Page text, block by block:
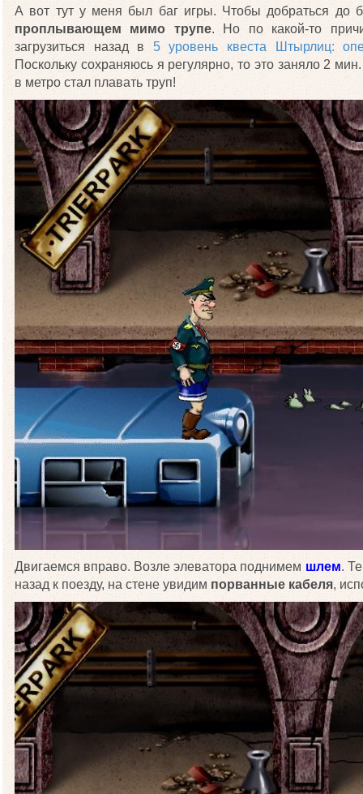
А вот тут у меня был баг игры. Чтобы добраться до
проплывающем мимо трупе. Но по какой-то
загрузиться назад в 5 уровень квеста Штырлиц:
Поскольку сохраняюсь я регулярно, то это заняло 2
в метро стал плавать труп!
Двигаемся вправо. Возле элеватора поднимем шлем.
назад к поезду, на стене увидим порванные кабеля,